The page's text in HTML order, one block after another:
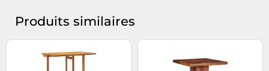
Produits similaires